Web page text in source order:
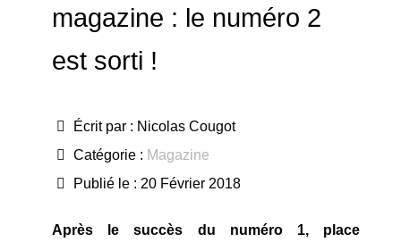
magazine : le numéro 2
est sorti !
Écrit par : Nicolas Cougot
Catégorie : Magazine
Publié le : 20 Février 2018
Après le succès du numéro 1, place